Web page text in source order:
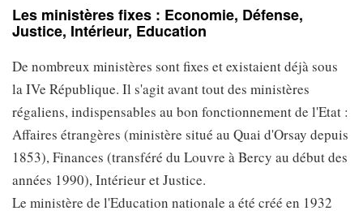
Les ministères fixes : Economie, Défense,
Justice, Intérieur, Education
De nombreux ministères sont fixes et existaient déjà sous
la IVe République. Il s'agit avant tout des ministères
régaliens, indispensables au bon fonctionnement de l'Etat :
Affaires étrangères (ministère situé au Quai d'Orsay depuis
1853), Finances (transféré du Louvre à Bercy au début des
années 1990), Intérieur et Justice.
Le ministère de l'Education nationale a été créé en 1932